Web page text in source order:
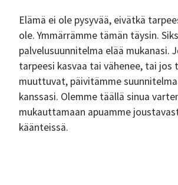
Elämä ei ole pysyvää, eivätkä
ole. Ymmärrämme tämän täysin.
palvelusuunnitelma elää mukanasi.
tarpeesi kasvaa tai vähenee, tai jos
muuttuvat, päivitämme
kanssasi. Olemme täällä sinua
mukauttamaan apuamme
käänteissä.